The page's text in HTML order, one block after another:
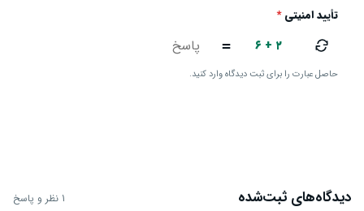
تأیید امنیتی*
۶ + ۲ =
حاصل عبارت را برای ثبت دیدگاه وارد کنید.
دیدگاه‌های ثبت‌شده 1 نظر و پاسخ